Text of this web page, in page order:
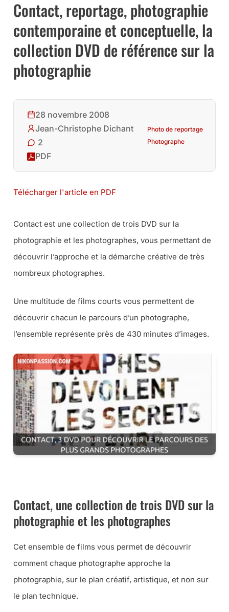
Contact, reportage, photographie
contemporaine et conceptuelle, la
collection DVD de référence sur la
photographie
28 novembre 2008
Jean-Christophe Dichant
2
PDF
Photo de reportage
Photographe
Télécharger l'article en PDF
Contact est une collection de trois DVD sur la
photographie et les photographes, vous permettant de
découvrir l’approche et la démarche créative de très
nombreux photographes.
Une multitude de films courts vous permettent de
découvrir chacun le parcours d’un photographe,
l’ensemble représente près de 430 minutes d’images.
Contact, une collection de trois DVD sur la
photographie et les photographes
Cet ensemble de films vous permet de découvrir
comment chaque photographe approche la
photographie, sur le plan créatif, artistique, et non sur
le plan technique.